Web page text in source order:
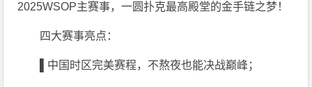
2025WSOP主赛事，一圆扑克最高殿堂的金手链之梦！
四大赛事亮点：
▌中国时区完美赛程，不熬夜也能决战巅峰；